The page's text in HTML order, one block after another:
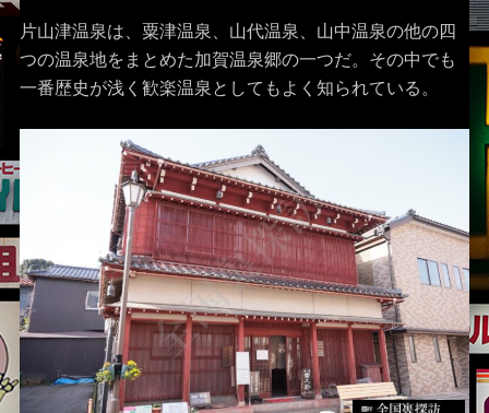
片山津温泉は、粟津温泉、山代温泉、山中温泉の他の四
つの温泉地をまとめた加賀温泉郷の一つだ。その中でも
一番歴史が浅く歓楽温泉としてもよく知られている。